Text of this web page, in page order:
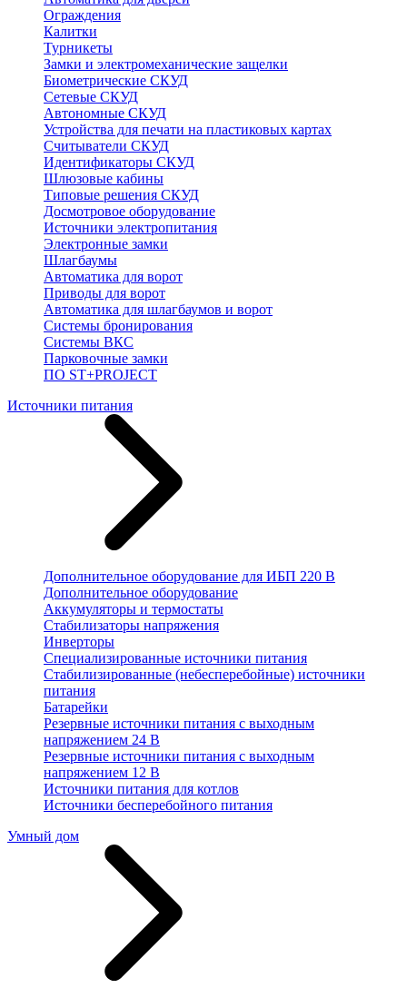
Ограждения
Калитки
Турникеты
Замки и электромеханические защелки
Биометрические СКУД
Сетевые СКУД
Автономные СКУД
Устройства для печати на пластиковых картах
Считыватели СКУД
Идентификаторы СКУД
Шлюзовые кабины
Типовые решения СКУД
Досмотровое оборудование
Источники электропитания
Электронные замки
Шлагбаумы
Автоматика для ворот
Приводы для ворот
Автоматика для шлагбаумов и ворот
Системы бронирования
Системы ВКС
Парковочные замки
ПО ST+PROJECT
Источники питания
Дополнительное оборудование для ИБП 220 В
Дополнительное оборудование
Аккумуляторы и термостаты
Стабилизаторы напряжения
Инверторы
Специализированные источники питания
Стабилизированные (небесперебойные) источники
питания
Батарейки
Резервные источники питания с выходным
напряжением 24 В
Резервные источники питания с выходным
напряжением 12 В
Источники питания для котлов
Источники бесперебойного питания
Умный дом